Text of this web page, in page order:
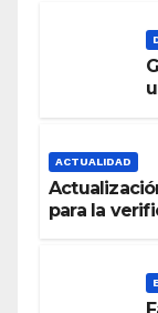
ACTUALIDAD
para la